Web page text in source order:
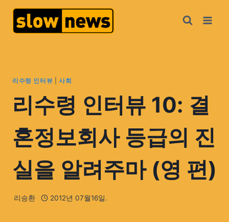
리수령 인터뷰 사회
리수령 인터뷰 10: 결
혼정보회사 등급의 진
실을 알려주마 (영 편)
리승환 2012년 07월16일.